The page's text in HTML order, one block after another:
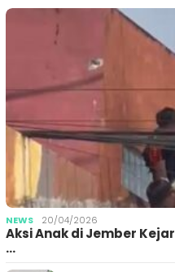
NEWS 20/04/2026
Aksi Anak di Jember
…